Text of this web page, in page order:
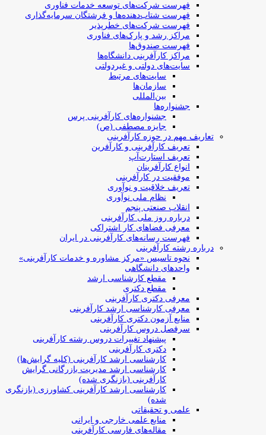
فهرست شرکت‌های‌‌ توسعه‌ خدمات فناوری
فهرست شتاب‌دهنده‌ها‌ و فرشتگان‌ سرمایه‌گذاری
فهرست شرکت‌های خطرپذیر
مراکز رشد و پارک‌های فناوری
فهرست صندوق‌ها
مراکز کارآفرینی دانشگاه‌ها
سایت‌های دولتی و غیردولتی
سایت‌های مرتبط
سازمان‌ها
بین‌المللی
جشنواره‌ها
جشنواره‌های کارآفرینی‌ پرس
جایزه مصطفی (ص)
تعاریف مهم در حوزه کارآفرینی
تعریف کارآفرینی و کارآفرین
تعریف استارت‌آپ
انواع کارآفرینان
موفقیت در کارآفرینی
تعریف خلاقیت و نوآوری
نظام ملی نوآوری
انقلاب صنعتی پنجم
درباره روز ملی کارآفرینی
معرفی فضاهای کار اشتراکی
فهرست رسانه‌های کارآفرینی در ایران
درباره رشته کارآفرینی
نحوه تاسیس «مرکز مشاوره و خدمات کارآفرینی»
واحدهای دانشگاهی
مقطع کارشناسی ارشد
مقطع دکتری
معرفی دکتری کارآفرینی
معرفی کارشناسی ارشد کارآفرینی
منابع آزمون دکتری کارآفرینی
سرفصل دروس کارآفرینی
پیشنهاد تغییرات دروس رشته کارآفرینی
دکتری کارآفرینی
کارشناسی ارشد کارآفرینی (کلیه گرایش‌ها)
کارشناسی ارشد مدیریت بازرگانی گرایش
کارآفرینی (بازنگری شده)
کارشناسی ارشد کارآفرینی کشاورزی (بازنگری
شده)
علمی و تحقیقاتی
منابع علمی خارجی و ایرانی
مقاله‌های فارسی کارآفرینی